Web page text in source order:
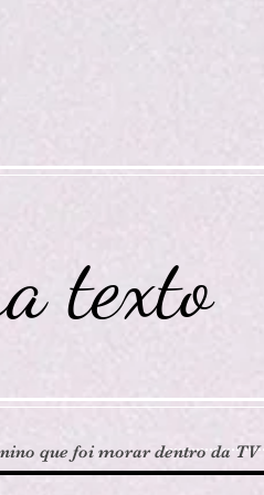
texto
que foi morar dentro da TV